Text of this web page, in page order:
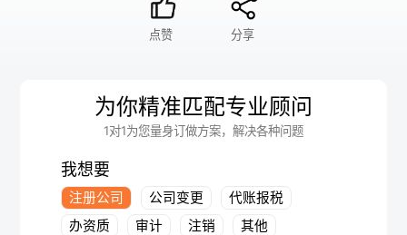
点赞 分享
为你精准匹配专业顾问
1对1为您量身订做方案，解决各种问题
我想要
注册公司 公司变更
代账报税
办资质
审计 注销 其他